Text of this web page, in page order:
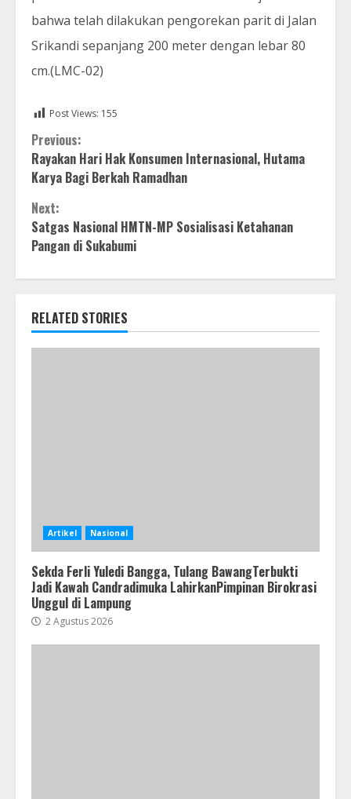
bahwa telah dilakukan pengorekan parit di Jalan
Srikandi sepanjang 200 meter dengan lebar 80
cm.(LMC-02)
Post Views: 155
Continue
Reading
Previous:
Rayakan Hari Hak Konsumen Internasional, Hutama
Karya Bagi Berkah Ramadhan
Next:
Satgas Nasional HMTN-MP Sosialisasi Ketahanan
Pangan di Sukabumi
RELATED STORIES
Artikel Nasional
Sekda Ferli Yuledi Bangga, Tulang BawangTerbukti
Jadi Kawah Candradimuka LahirkanPimpinan Birokrasi
Unggul di Lampung
2 Agustus 2026